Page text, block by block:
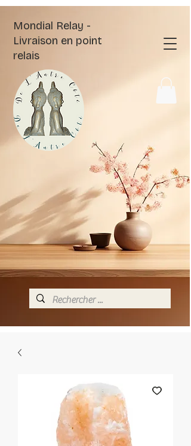
Mondial Relay -
Livraison en point
relais